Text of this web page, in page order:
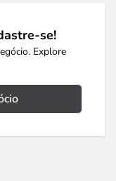
se!
Explore